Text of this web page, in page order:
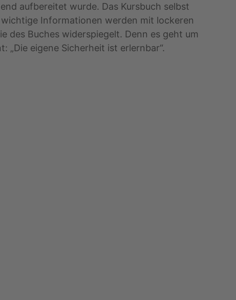
aufbereitet wurde. Das Kursbuch selbst
Informationen werden mit lockeren
des Buches widerspiegelt. Denn es geht um
„Die eigene Sicherheit ist erlernbar“.